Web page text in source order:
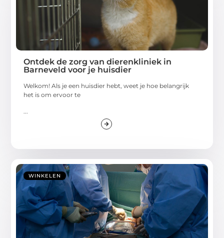
Ontdek de zorg van dierenkliniek in
Barneveld voor je huisdier
Welkom! Als je een huisdier hebt, weet je hoe belangrijk
het is om ervoor te
WINKELEN